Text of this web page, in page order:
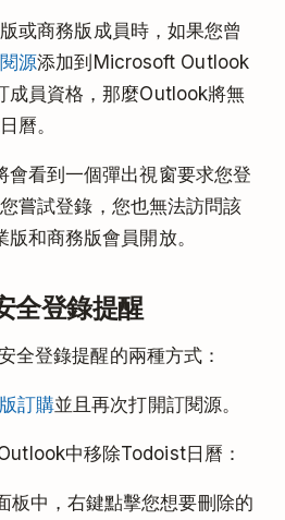
或商務版成員時，如果您曾
源添加到Microsoft Outlook
成員資格，那麼Outlook將無
曆。
會看到一個彈出視窗要求您登
嘗試登錄，您也無法訪問該
和商務版會員開放。
全登錄提醒
全登錄提醒的兩種方式：
訂購並且再次打開訂閱源。
中移除Todoist日曆：
板中，右鍵點擊您想要刪除的